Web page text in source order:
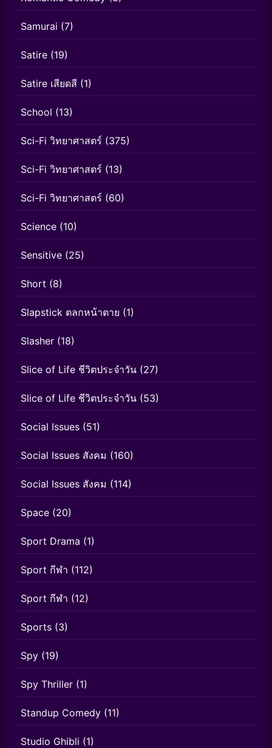
Samurai (7)
Satire (19)
Satire เสียดสี (1)
School (13)
Sci-Fi วิทยาศาสตร์ (375)
Sci-Fi วิทยาศาสตร์ (13)
Sci-Fi วิทยาศาสตร์ (60)
Science (10)
Sensitive (25)
Short (8)
Slapstick ตลกหน้าตาย (1)
Slasher (18)
Slice of Life ชีวิตประจำวัน (27)
Slice of Life ชีวิตประจำวัน (53)
Social Issues (51)
Social Issues สังคม (160)
Social Issues สังคม (114)
Space (20)
Sport Drama (1)
Sport กีฬา (112)
Sport กีฬา (12)
Sports (3)
Spy (19)
Spy Thriller (1)
Standup Comedy (11)
Studio Ghibli (1)